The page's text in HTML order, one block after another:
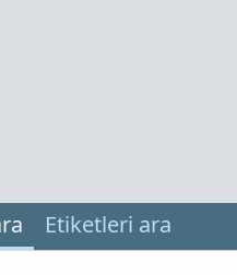
Etiketleri ara